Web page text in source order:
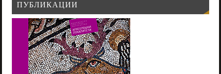
ПУБЛИКАЦИИ